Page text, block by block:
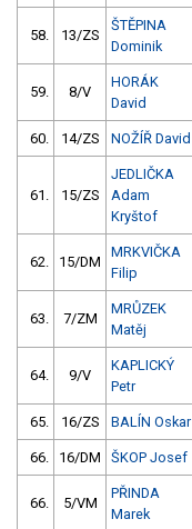
58. 13/ZS
ŠTĚPINA
Dominik
59. 8/V
HORÁK
David
60. 14/ZS NOŽÍŘ David
61. 15/ZS
JEDLIČKA
Adam
Kryštof
62. 15/DM
MRKVIČKA
Filip
63. 7/ZM
MRŮZEK
Matěj
64. 9/V
KAPLICKÝ
Petr
65. 16/ZS BALÍN Oskar
66. 16/DM ŠKOP Josef
66. 5/VM
PŘINDA
Marek